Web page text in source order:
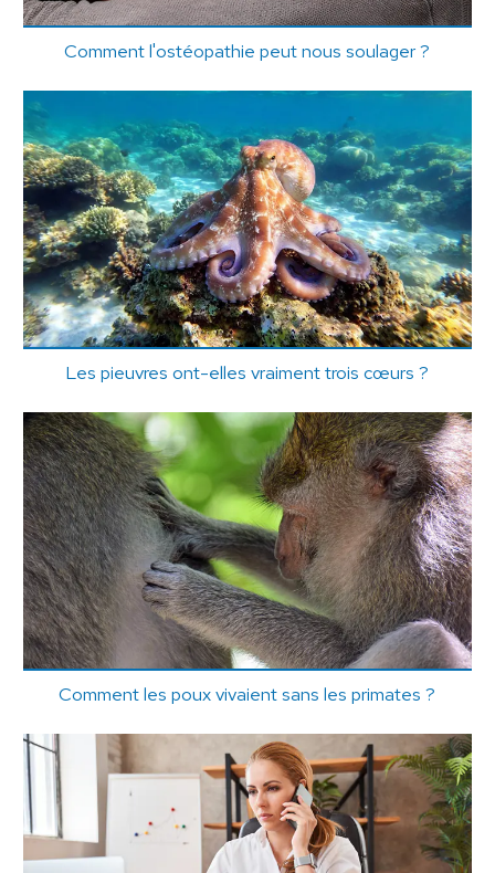
Comment l'ostéopathie peut nous soulager ?
Les pieuvres ont-elles vraiment trois cœurs ?
Comment les poux vivaient sans les primates ?